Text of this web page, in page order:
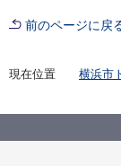
前のページに戻
現在位置 横浜市
地域密